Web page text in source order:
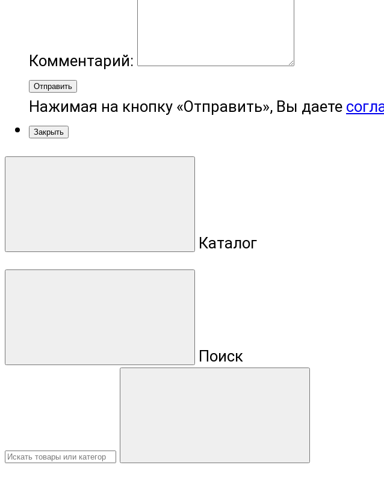
Комментарий:
Отправить
Нажимая на кнопку «Отправить», Вы даете
Закрыть
Каталог
Поиск